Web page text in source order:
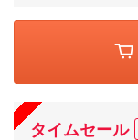
タイムセール